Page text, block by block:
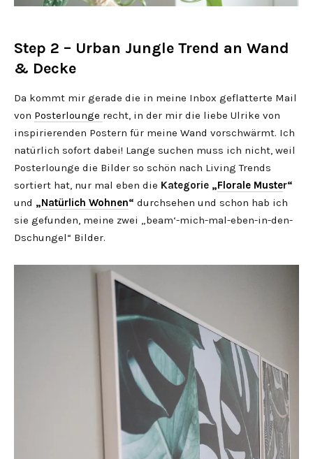
Step 2 – Urban Jungle Trend an Wand
& Decke
Da kommt mir gerade die in meine Inbox geflatterte Mail
von Posterlounge recht, in der mir die liebe Ulrike von
inspirierenden Postern für meine Wand vorschwärmt. Ich
natürlich sofort dabei! Lange suchen muss ich nicht, weil
Posterlounge die Bilder so schön nach Living Trends
sortiert hat, nur mal eben die Kategorie „Florale Muster“
und „Natürlich Wohnen“ durchsehen und schon hab ich
sie gefunden, meine zwei „beam‘-mich-mal-eben-in-den-
Dschungel“ Bilder.